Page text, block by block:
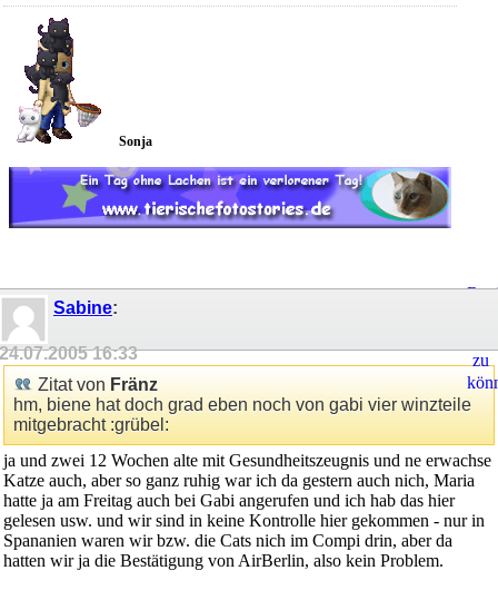
Sonja
zu
Sabine:
24.07.200516:33
Zitat von Fränz
hm, biene hat doch grad eben noch von gabi vier winzteile
mitgebracht :grübel:
ja und zwei 12 Wochen alte mit Gesundheitszeugnis und ne erwachse
Katze auch, aber so ganz ruhig war ich da gestern auch nich, Maria
hatte ja am Freitag auch bei Gabi angerufen und ich hab das hier
gelesen usw. und wir sind in keine Kontrolle hier gekommen - nur in
Spananien waren wir bzw. die Cats nich im Compi drin, aber da
hatten wir ja die Bestätigung von AirBerlin, also kein Problem.